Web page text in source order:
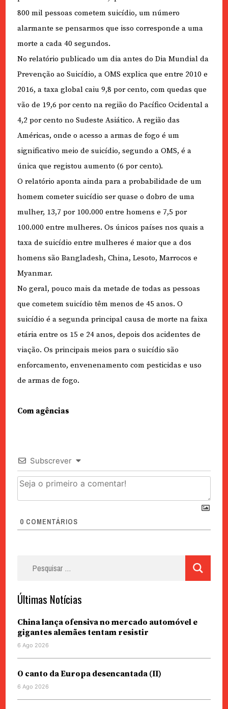
800 mil pessoas cometem suicídio, um número
alarmante se pensarmos que isso corresponde a uma
morte a cada 40 segundos.
No relatório publicado um dia antes do Dia Mundial da
Prevenção ao Suicídio, a OMS explica que entre 2010 e
2016, a taxa global caiu 9,8 por cento, com quedas que
vão de 19,6 por cento na região do Pacífico Ocidental a
4,2 por cento no Sudeste Asiático. A região das
Américas, onde o acesso a armas de fogo é um
significativo meio de suicídio, segundo a OMS, é a
única que registou aumento (6 por cento).
O relatório aponta ainda para a probabilidade de um
homem cometer suicídio ser quase o dobro de uma
mulher, 13,7 por 100.000 entre homens e 7,5 por
100.000 entre mulheres. Os únicos países nos quais a
taxa de suicídio entre mulheres é maior que a dos
homens são Bangladesh, China, Lesoto, Marrocos e
Myanmar.
No geral, pouco mais da metade de todas as pessoas
que cometem suicídio têm menos de 45 anos. O
suicídio é a segunda principal causa de morte na faixa
etária entre os 15 e 24 anos, depois dos acidentes de
viação. Os principais meios para o suicídio são
enforcamento, envenenamento com pesticidas e uso
de armas de fogo.
Com agências
Subscrever
0 COMENTÁRIOS
Últimas Notícias
China lança ofensiva no mercado automóvel e
gigantes alemães tentam resistir
6 Ago 2026
O canto da Europa desencantada (II)
6 Ago 2026